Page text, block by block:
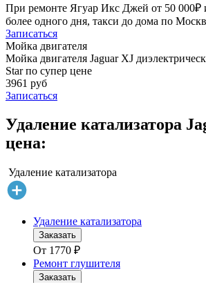
При ремонте Ягуар Икс Джей от 50 000₽
более одного дня, такси до дома по
Записаться
Мойка двигателя
Мойка двигателя Jaguar XJ
Star по супер цене
3961 руб
Записаться
Удаление катализатора
цена:
Удаление катализатора
Удаление катализатора
Заказать
От 1770 ₽
Ремонт глушителя
Заказать